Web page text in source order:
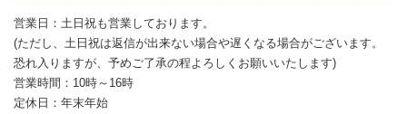
営業日：土日祝も営業しております。
(ただし、土日祝は返信が出来ない場合や遅くなる場合がございます。
恐れ入りますが、予めご了承の程よろしくお願いいたします)
営業時間：10時～16時
定休日：年末年始